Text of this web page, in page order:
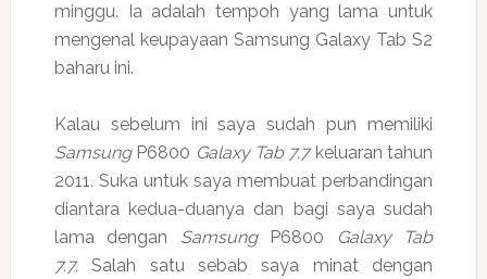
minggu. Ia adalah tempoh yang lama untuk
mengenal keupayaan Samsung Galaxy Tab S2
baharu ini.
Kalau sebelum ini saya sudah pun memiliki
SamsungP6800 Galaxy Tab 7.7 keluaran tahun
2011. Suka untuk saya membuat perbandingan
diantara kedua-duanya dan bagi saya sudah
lama dengan SamsungP6800
Galaxy Tab
7.7.Salah satu sebab saya minat dengan